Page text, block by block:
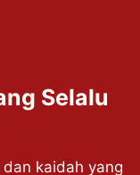
Selalu
kaidah yang